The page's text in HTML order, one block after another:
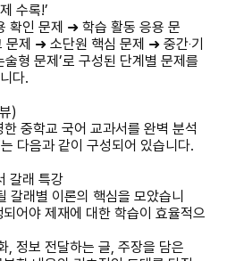
수록!’
확인 문제 ➜ 학습 활동 응용 문
제 ➜ 소단원 핵심 문제 ➜ 중간‧기
형 문제’로 구성된 단계별 문제를
다.
)
중학교 국어 교과서를 완벽 분석
다음과 같이 구성되어 있습니다.
갈래 특강
갈래별 이론의 핵심을 모았습니
어야 제재에 대한 학습이 효율적으
, 정보 전달하는 글, 주장을 담은